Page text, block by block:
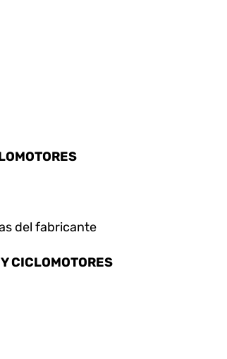
del fabricante
CICLOMOTORES